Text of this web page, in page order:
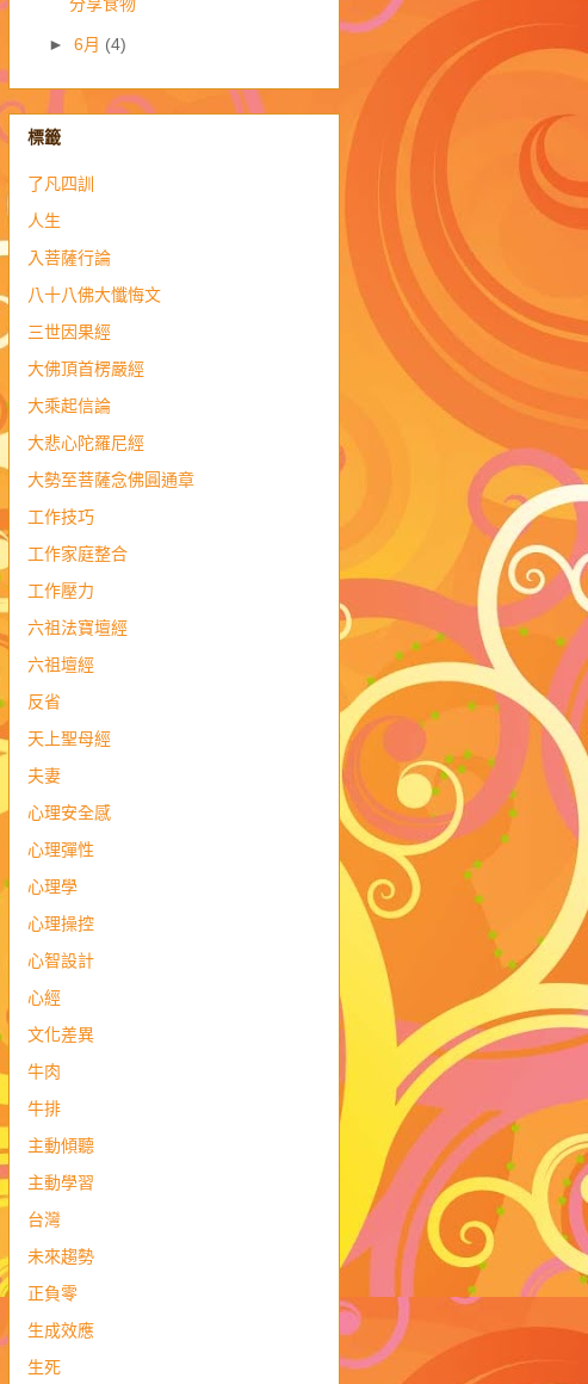
分享食物
► 6月 (4)
標籤
了凡四訓
人生
入菩薩行論
八十八佛大懺悔文
三世因果經
大佛頂首楞嚴經
大乘起信論
大悲心陀羅尼經
大勢至菩薩念佛圓通章
工作技巧
工作家庭整合
工作壓力
六祖法寶壇經
六祖壇經
反省
天上聖母經
夫妻
心理安全感
心理彈性
心理學
心理操控
心智設計
心經
文化差異
牛肉
牛排
主動傾聽
主動學習
台灣
未來趨勢
正負零
生成效應
生死